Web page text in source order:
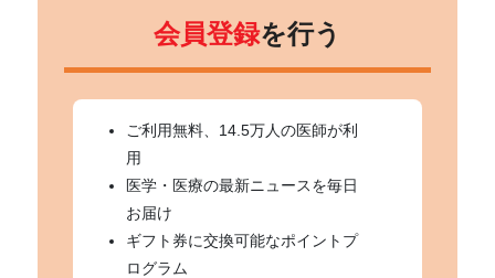
会員登録を行う
ご利用無料、14.5万人の医師が利
用
医学・医療の最新ニュースを毎日
お届け
ギフト券に交換可能なポイントプ
ログラム